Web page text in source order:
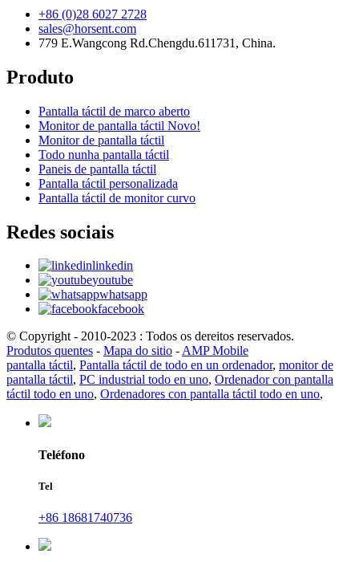
+86 (0)28 6027 2728
sales@horsent.com
779 E.Wangcong Rd.Chengdu.611731, China.
Produto
Pantalla táctil de marco aberto
Monitor de pantalla táctil Novo!
Monitor de pantalla táctil
Todo nunha pantalla táctil
Paneis de pantalla táctil
Pantalla táctil personalizada
Pantalla táctil de monitor curvo
Redes sociais
linkedin
youtube
whatsapp
facebook
© Copyright - 2010-2023 : Todos os dereitos reservados.
Produtos quentes - Mapa do sitio -AMP Mobile
pantalla táctil, Pantalla táctil de todo en un ordenador, monitor de
pantalla táctil, PC industrial todo en uno, Ordenador con pantalla
táctil todo en uno, Ordenadores con pantalla táctil todo en uno,
Teléfono
Tel
+86 18681740736